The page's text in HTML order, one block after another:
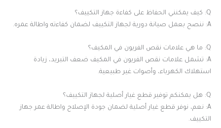
Q: كيف يمكنني الحفاظ على كفاءة جهاز التكييف؟
A: ننصح بعمل صيانة دورية لجهاز التكييف لضمان كفاءته واطالة عمره.
Q: ما هي علامات نقص الفريون في المكيف؟
A: تشمل علامات نقص الفريون في المكيف ضعف التبريد، زيادة
استهلاك الكهرباء، وأصوات غير طبيعية.
Q: هل يمكنكم توفير قطع غيار أصلية لجهاز التكييف؟
A: نعم، نوفر قطع غيار أصلية لضمان جودة الإصلاح واطالة عمر جهاز
التكييف.